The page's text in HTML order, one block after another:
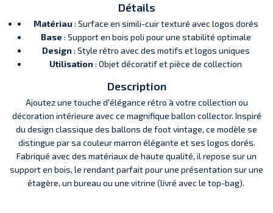
Détails
Matériau : Surface en simili-cuir texturé avec logos dorés
Base : Support en bois poli pour une stabilité optimale
Design : Style rétro avec des motifs et logos uniques
Utilisation : Objet décoratif et pièce de collection
Description
Ajoutez une touche d'élégance rétro à votre collection ou
décoration intérieure avec ce magnifique ballon collector. Inspiré
du design classique des ballons de foot vintage, ce modèle se
distingue par sa couleur marron élégante et ses logos dorés.
Fabriqué avec des matériaux de haute qualité, il repose sur un
support en bois, le rendant parfait pour une présentation sur une
étagère, un bureau ou une vitrine (livré avec le top-bag).